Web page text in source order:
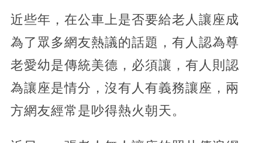
近些年，在公車上是否要給老人讓座成
為了眾多網友熱議的話題，有人認為尊
老愛幼是傳統美德，必須讓，有人則認
為讓座是情分，沒有人有義務讓座，兩
方網友經常是吵得熱火朝天。